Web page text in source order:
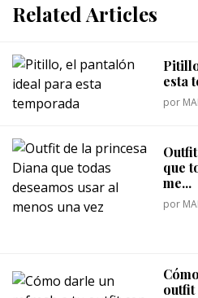
Related Articles
esta
por
que
me...
por
outfit